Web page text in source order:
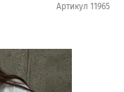
Артикул 11965